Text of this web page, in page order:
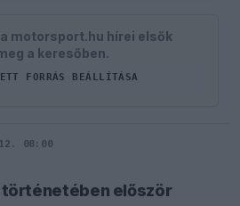
motorsport.hu hírei elsők
a keresőben.
FORRÁS BEÁLLÍTÁSA
08:00
történetében először